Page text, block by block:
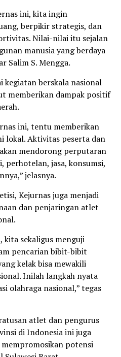
ini, kita ingin
berpikir strategis, dan
Nilai-nilai itu sejalan
manusia yang berdaya
Salim S. Mengga.
kegiatan berskala nasional
memberikan dampak positif
ini, tentu memberikan
lokal. Aktivitas peserta dan
mendorong perputaran
jasa, konsumsi,
jelasnya.
Kejurnas juga menjadi
dan penjaringan atlet
kita sekaligus menguji
pencarian bibit-bibit
kelak bisa mewakili
Inilah langkah nyata
olahraga nasional,” tegas
atlet dan pengurus
di Indonesia ini juga
potensi